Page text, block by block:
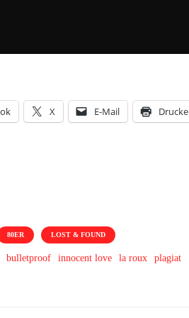
X E-Mail
80ER LOST & FOUND
bulletproof innocent love la roux plagiat